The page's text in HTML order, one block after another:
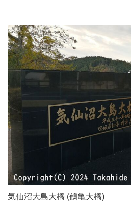
気仙沼大島大橋 (鶴亀大橋)